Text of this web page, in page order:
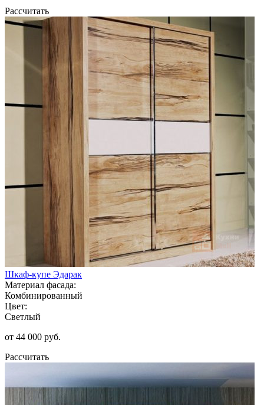
Рассчитать
Шкаф-купе Эдарак
Материал фасада:
Комбинированный
Цвет:
Светлый
от 44 000 руб.
Рассчитать